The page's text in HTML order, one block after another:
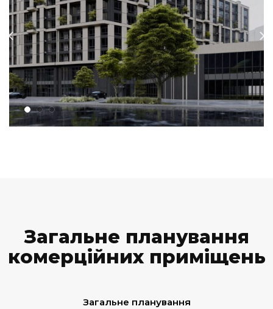
Загальне планування
комерційних приміщень
Загальне планування